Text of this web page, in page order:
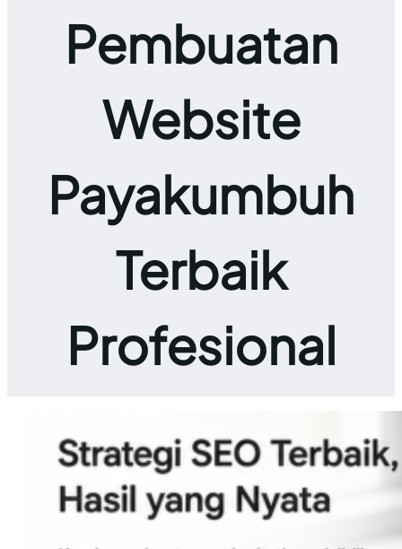
Pembuatan
Website
Payakumbuh
Terbaik
Profesional